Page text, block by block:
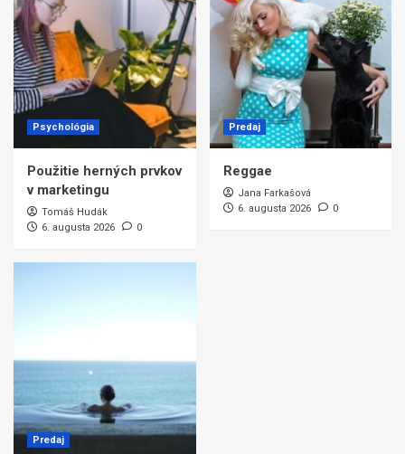
Psychológia
Použitie herných prvkov
v marketingu
Tomáš Hudák
6. augusta 2026
0
Predaj
Reggae
Jana Farkašová
6. augusta 2026
0
Predaj